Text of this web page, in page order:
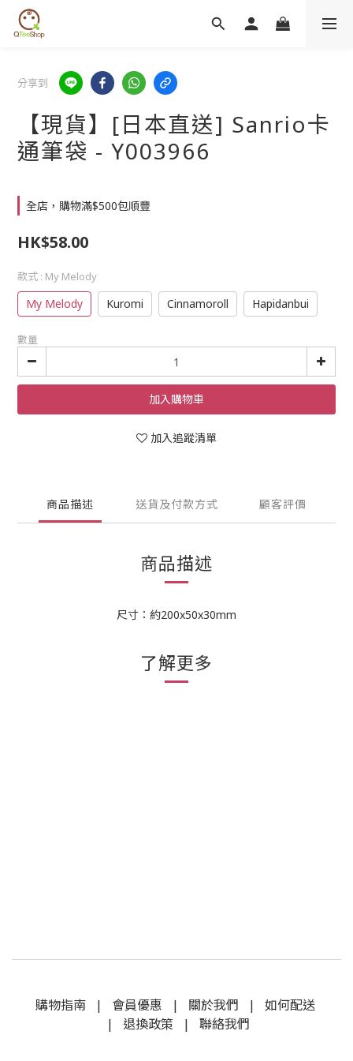
分享到
【現貨】[日本直送] Sanrio卡
通筆袋 - Y003966
全店，購物滿$500包順豐
HK$58.00
款式 : My Melody
My Melody Kuromi Cinnamoroll Hapidanbui
數量
加入購物車
加入追蹤清單
商品描述 送貨及付款方式 顧客評價
商品描述
尺寸：約200x50x30mm
了解更多
購物指南| 會員優惠 | 關於我們 | 如何配送
| 退換政策 | 聯絡我們